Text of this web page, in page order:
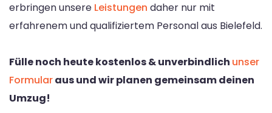
erbringen unsere Leistungen daher nur mit
erfahrenem und qualifiziertem Personal aus Bielefeld.
Fülle noch heute kostenlos & unverbindlich unser
Formularaus und wir planen gemeinsam deinen
Umzug!